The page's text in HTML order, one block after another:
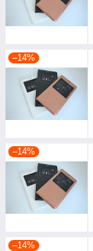
–14%
–14%
–14%